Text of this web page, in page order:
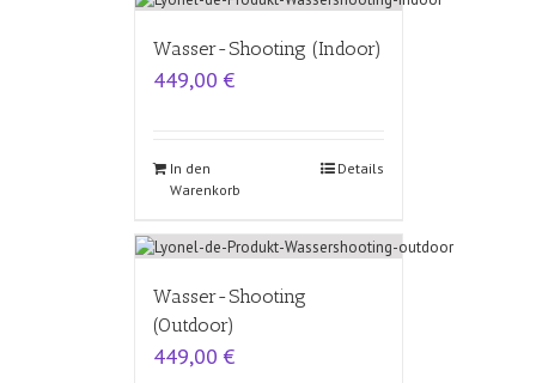
Wasser-Shooting (Indoor)
449,00 €
In den
Warenkorb
Details
Wasser-Shooting
(Outdoor)
449,00 €